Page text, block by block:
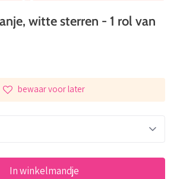
witte sterren - 1 rol van
bewaar voor later
In winkelmandje